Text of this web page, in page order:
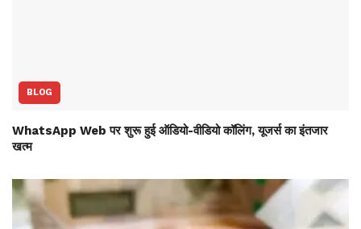
BLOG
WhatsApp Web पर शुरू हुई ऑडियो-वीडियो कॉलिंग, यूजर्स का इंतजार
खत्म